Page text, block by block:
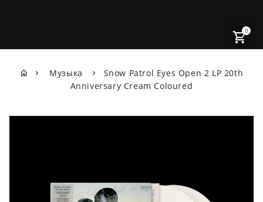
0
Музыка
Snow Patrol Eyes Open 2 LP 20th
Anniversary Cream Coloured